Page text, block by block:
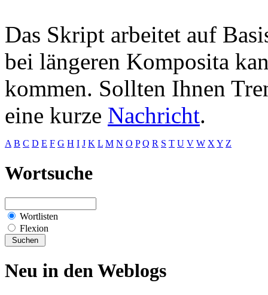
Das Skript arbeitet auf
bei längeren Komposita
kommen. Sollten Ihnen
eine kurze Nachricht.
A B C D E F G H I J K L M N O P Q R S T U V W X Y Z
Wortsuche
Wortlisten
Flexion
Neu in den Weblogs